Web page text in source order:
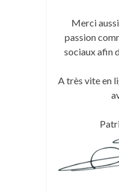
Merci
passion
sociaux afin
A très vite en